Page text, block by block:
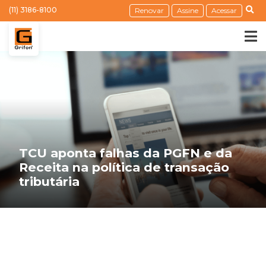
(11) 3186-8100 Renovar Assine Acessar
TCU aponta falhas da PGFN e da
Receita na política de transação
tributária